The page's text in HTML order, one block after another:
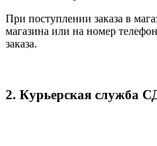
При поступлении заказа в
магазина или на номер
заказа.
2. Курьерская служба